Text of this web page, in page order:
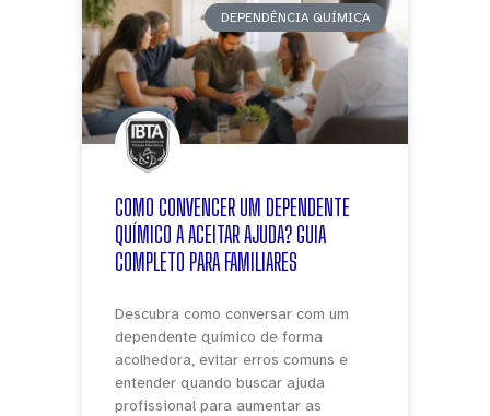
DEPENDÊNCIA QUÍMICA
COMO CONVENCER UM DEPENDENTE
QUÍMICO A ACEITAR AJUDA? GUIA
COMPLETO PARA FAMILIARES
Descubra como conversar com um
dependente químico de forma
acolhedora, evitar erros comuns e
entender quando buscar ajuda
profissional para aumentar as